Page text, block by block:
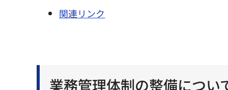
関連リンク
業務管理体制の整備につい